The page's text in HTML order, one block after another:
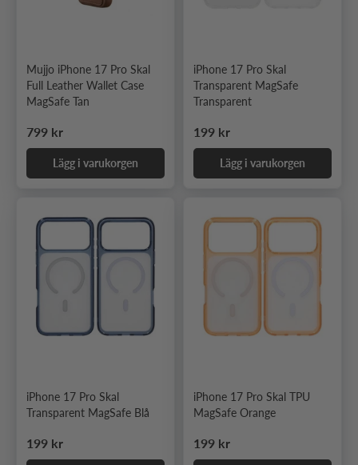
Mujjo iPhone 17 Pro Skal
Full Leather Wallet Case
MagSafe Tan
Ordinarie pris
799 kr
Lägg i varukorgen
iPhone 17 Pro Skal
Transparent MagSafe
Transparent
Ordinarie pris
199 kr
Lägg i varukorgen
iPhone 17 Pro Skal
Transparent MagSafe Blå
Ordinarie pris
199 kr
iPhone 17 Pro Skal TPU
MagSafe Orange
Ordinarie pris
199 kr